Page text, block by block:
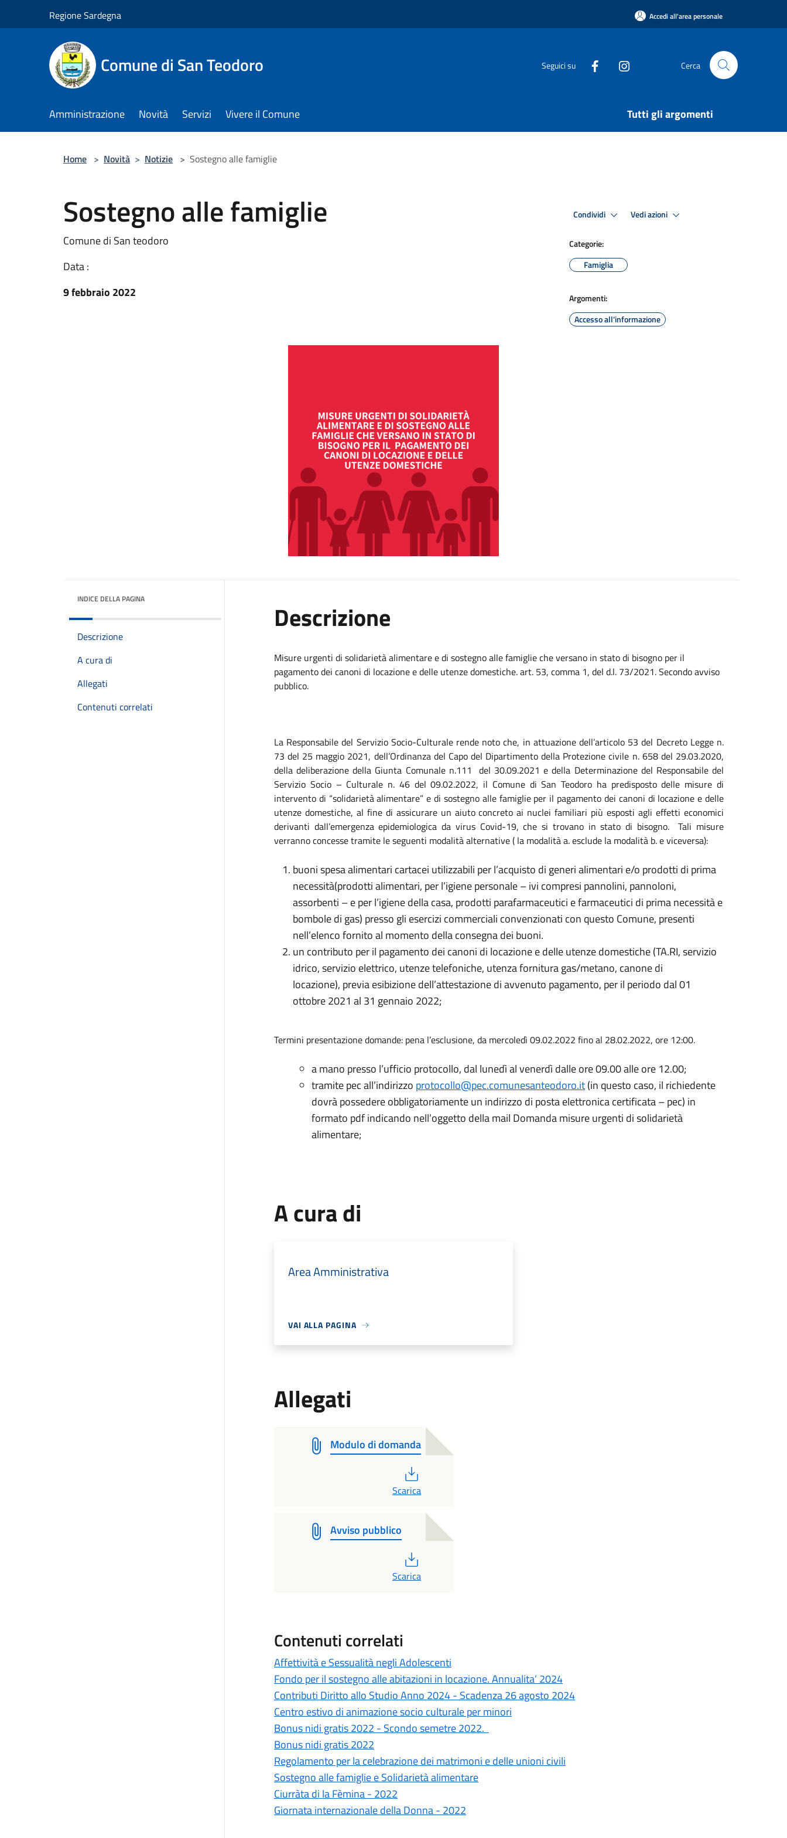
Regione Sardegna Accedi all'area personale
Comune di San Teodoro Seguici su Cerca
Amministrazione Novità Servizi Vivere il Comune Tutti gli argomenti
Home > Novità > Notizie > Sostegno alle famiglie
Sostegno alle famiglie
Comune di San teodoro
Data :
9 febbraio 2022
Condividi Vedi azioni
Categorie:
Famiglia
Argomenti:
Accesso all'informazione
INDICE DELLA PAGINA
Descrizione
A cura di
Allegati
Contenuti correlati
Descrizione
Misure urgenti di solidarietà alimentare e di sostegno alle famiglie che versano in stato di bisogno per il
pagamento dei canoni di locazione e delle utenze domestiche. art. 53, comma 1, del d.l. 73/2021. Secondo avviso
pubblico.
La Responsabile del Servizio Socio-Culturale rende noto che, in attuazione dell’articolo 53 del Decreto Legge n.
73 del 25 maggio 2021, dell’Ordinanza del Capo del Dipartimento della Protezione civile n. 658 del 29.03.2020,
della deliberazione della Giunta Comunale n.111 del 30.09.2021 e della Determinazione del Responsabile del
Servizio Socio – Culturale n. 46 del 09.02.2022, il Comune di San Teodoro ha predisposto delle misure di
intervento di “solidarietà alimentare” e di sostegno alle famiglie per il pagamento dei canoni di locazione e delle
utenze domestiche, al fine di assicurare un aiuto concreto ai nuclei familiari più esposti agli effetti economici
derivanti dall’emergenza epidemiologica da virus Covid-19, che si trovano in stato di bisogno. Tali misure
verranno concesse tramite le seguenti modalità alternative ( la modalità a. esclude la modalità b. e viceversa):
buoni spesa alimentari cartacei utilizzabili per l’acquisto di generi alimentari e/o prodotti di prima
necessità(prodotti alimentari, per l’igiene personale – ivi compresi pannolini, pannoloni,
assorbenti – e per l’igiene della casa, prodotti parafarmaceutici e farmaceutici di prima necessità e
bombole di gas) presso gli esercizi commerciali convenzionati con questo Comune, presenti
nell’elenco fornito al momento della consegna dei buoni.
un contributo per il pagamento dei canoni di locazione e delle utenze domestiche (TA.RI, servizio
idrico, servizio elettrico, utenze telefoniche, utenza fornitura gas/metano, canone di
locazione), previa esibizione dell’attestazione di avvenuto pagamento, per il periodo dal 01
ottobre 2021 al 31 gennaio 2022;
Termini presentazione domande: pena l’esclusione, da mercoledì 09.02.2022 fino al 28.02.2022, ore 12:00.
a mano presso l’ufficio protocollo, dal lunedì al venerdì dalle ore 09.00 alle ore 12.00;
tramite pec all’indirizzo protocollo@pec.comunesanteodoro.it(in questo caso, il richiedente
dovrà possedere obbligatoriamente un indirizzo di posta elettronica certificata – pec) in
formato pdf indicando nell’oggetto della mail Domanda misure urgenti di solidarietà
alimentare;
A cura di
Area Amministrativa
VAI ALLA PAGINA
Allegati
Modulo di domanda
Scarica
Avviso pubblico
Scarica
Contenuti correlati
Affettività e Sessualità negli Adolescenti
Fondo per il sostegno alle abitazioni in locazione. Annualita’ 2024
Contributi Diritto allo Studio Anno 2024 - Scadenza 26 agosto 2024
Centro estivo di animazione socio culturale per minori
Bonus nidi gratis 2022 - Scondo semetre 2022.
Bonus nidi gratis 2022
Regolamento per la celebrazione dei matrimoni e delle unioni civili
Sostegno alle famiglie e Solidarietà alimentare
Ciurràta di la Fèmina - 2022
Giornata internazionale della Donna - 2022